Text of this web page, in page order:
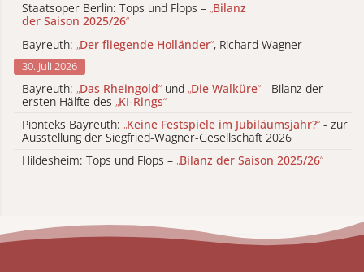
Staatsoper Berlin: Tops und Flops – „Bilanz
der Saison 2025/26“
Bayreuth: „Der fliegende Holländer“, Richard Wagner
30. Juli 2026
Bayreuth: „Das Rheingold“ und „Die Walküre“ - Bilanz der
ersten Hälfte des „KI-Rings“
Pionteks Bayreuth: „Keine Festspiele im Jubiläumsjahr?“ - zur
Ausstellung der Siegfried-Wagner-Gesellschaft 2026
Hildesheim: Tops und Flops – „Bilanz der Saison 2025/26“